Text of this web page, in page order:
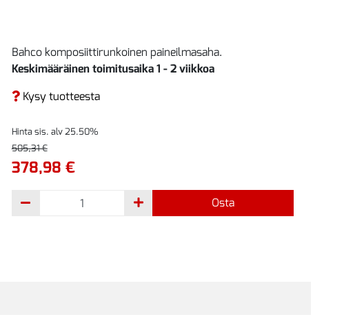
Bahco komposiittirunkoinen paineilmasaha.
Keskimääräinen toimitusaika 1 - 2 viikkoa
Kysy tuotteesta
Hinta sis. alv 25.50%
505,31 €
378,98 €
Osta